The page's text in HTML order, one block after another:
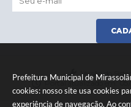
Prefeitura Municipal de
cookies: nosso site usa cookies
experiência de navegação. Ao
Versão do
Portal atualizado em: